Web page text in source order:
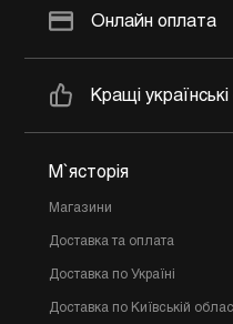
Онлайн оплата
Кращі
М`ясторія
Магазини
Доставка та оплата
Доставка по Україні
Доставка по Київській